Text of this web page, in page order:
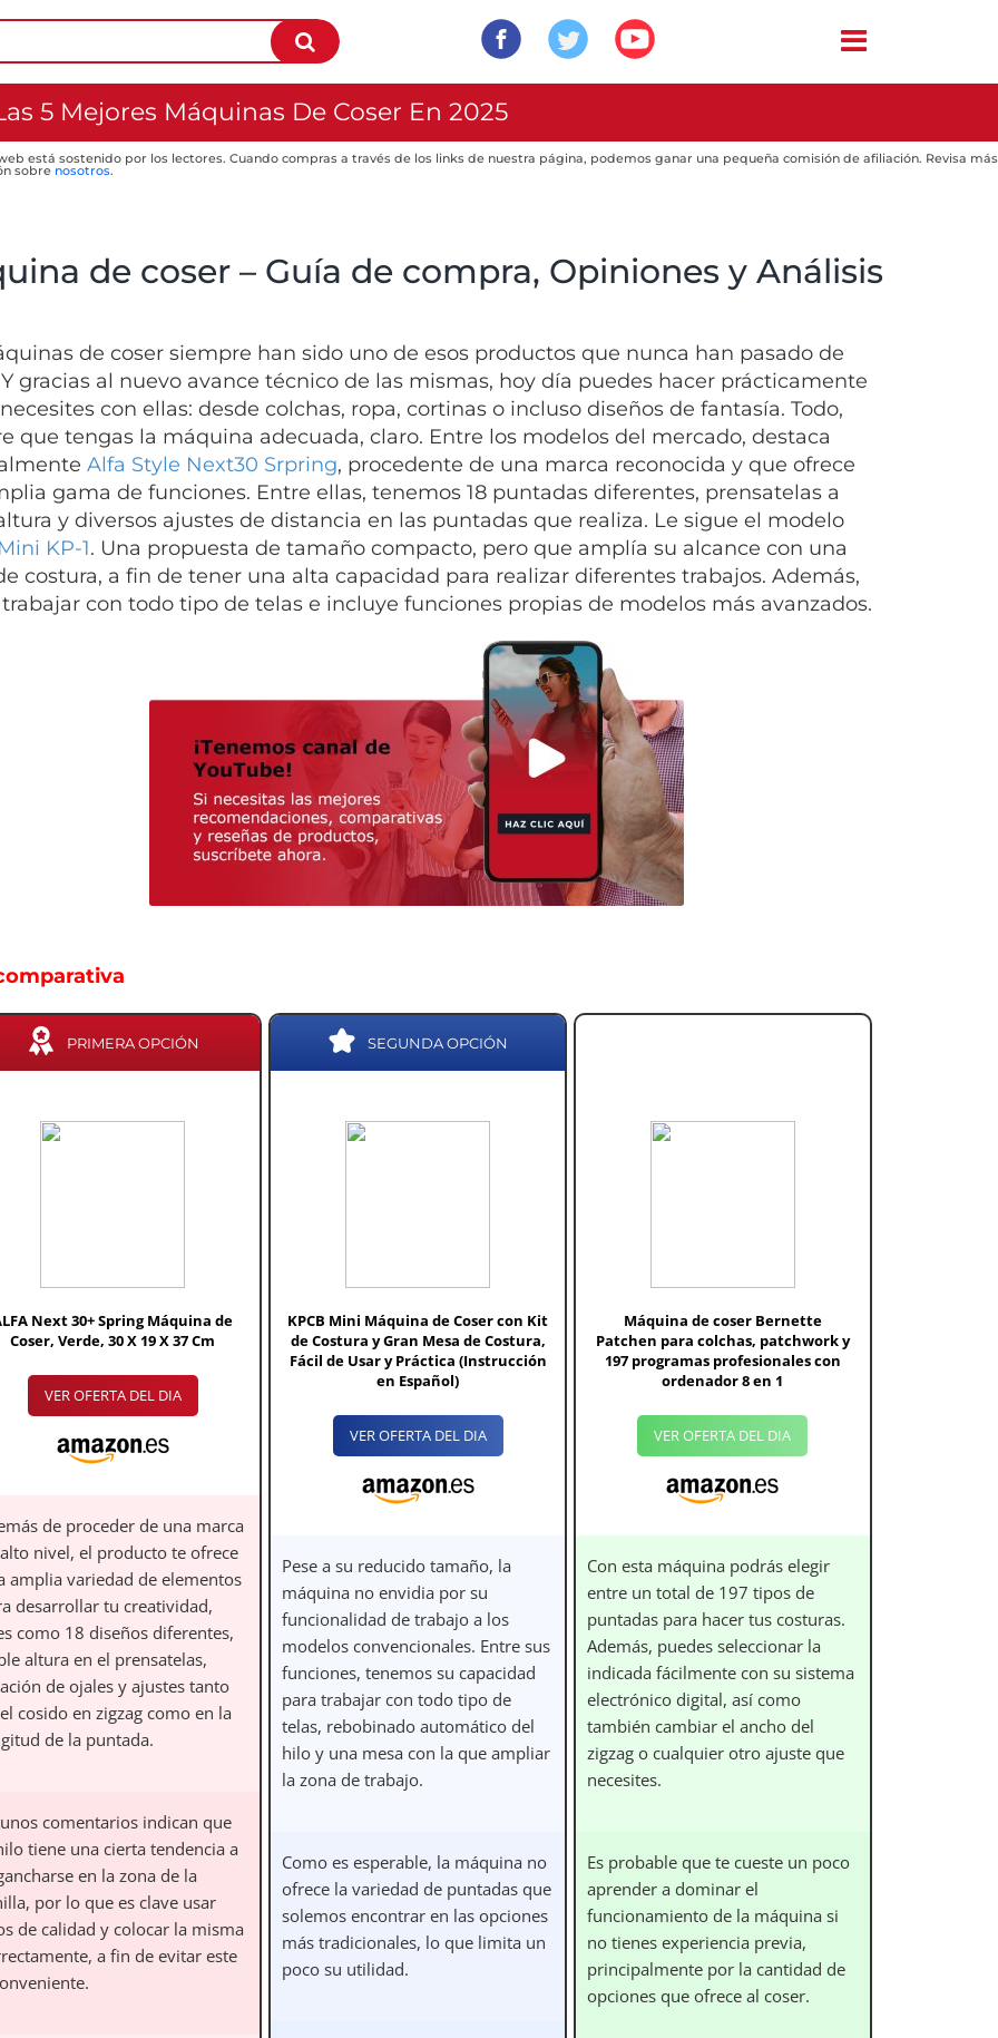
5 Mejores Máquinas De Coser En 2025
está sostenido por los lectores. Cuando compras a través de los links de nuestra página, podemos ganar una pequeña comisión de afiliación. Revisa más
sobre nosotros.
de coser – Guía de compra, Opiniones y Análisis
de coser siempre han sido uno de esos productos que nunca han pasado de
gracias al nuevo avance técnico de las mismas, hoy día puedes hacer prácticamente
con ellas: desde colchas, ropa, cortinas o incluso diseños de fantasía. Todo,
que tengas la máquina adecuada, claro. Entre los modelos del mercado, destaca
Alfa Style Next30 Srpring, procedente de una marca reconocida y que ofrece
gama de funciones. Entre ellas, tenemos 18 puntadas diferentes, prensatelas a
y diversos ajustes de distancia en las puntadas que realiza. Le sigue el modelo
KP-1. Una propuesta de tamaño compacto, pero que amplía su alcance con una
costura, a fin de tener una alta capacidad para realizar diferentes trabajos. Además,
con todo tipo de telas e incluye funciones propias de modelos más avanzados.
PRIMERA OPCIÓN
Next 30+ Spring Máquina de
Coser, Verde, 30 X 19 X 37 Cm
VER OFERTA DEL DIA
de proceder de una marca
nivel, el producto te ofrece
amplia variedad de elementos
desarrollar tu creatividad,
como 18 diseños diferentes,
altura en el prensatelas,
de ojales y ajustes tanto
cosido en zigzag como en la
de la puntada.
comentarios indican que
tiene una cierta tendencia a
en la zona de la
por lo que es clave usar
de calidad y colocar la misma
a fin de evitar este
SEGUNDA OPCIÓN
KPCB Mini Máquina de Coser con Kit
de Costura y Gran Mesa de Costura,
Fácil de Usar y Práctica (Instrucción
en Español)
VER OFERTA DEL DIA
Pese a su reducido tamaño, la
máquina no envidia por su
funcionalidad de trabajo a los
modelos convencionales. Entre sus
funciones, tenemos su capacidad
para trabajar con todo tipo de
telas, rebobinado automático del
hilo y una mesa con la que ampliar
la zona de trabajo.
Como es esperable, la máquina no
ofrece la variedad de puntadas que
solemos encontrar en las opciones
más tradicionales, lo que limita un
poco su utilidad.
Máquina de coser Bernette
Patchen para colchas, patchwork y
197 programas profesionales con
ordenador 8 en 1
VER OFERTA DEL DIA
Con esta máquina podrás elegir
entre un total de 197 tipos de
puntadas para hacer tus costuras.
Además, puedes seleccionar la
indicada fácilmente con su sistema
electrónico digital, así como
también cambiar el ancho del
zigzag o cualquier otro ajuste que
necesites.
Es probable que te cueste un poco
aprender a dominar el
funcionamiento de la máquina si
no tienes experiencia previa,
principalmente por la cantidad de
opciones que ofrece al coser.